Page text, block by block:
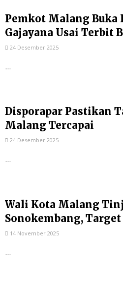
Pemkot Malang Buka
Gajayana Usai Terbit
24 Desember 2025
...
Disporapar Pastikan
Malang Tercapai
24 Desember 2025
...
Wali Kota Malang
Sonokembang,
14 November 2025
...